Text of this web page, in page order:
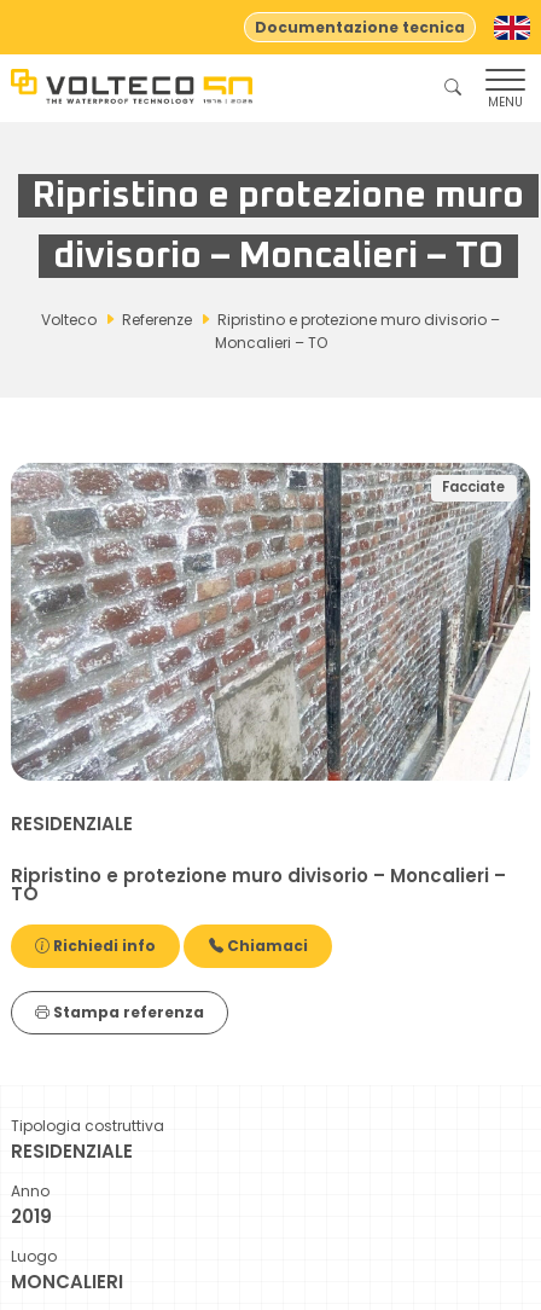
Documentazione tecnica
MENU
Ripristino e protezione muro
divisorio – Moncalieri – TO
Volteco Referenze
Ripristino e protezione muro divisorio –
Moncalieri – TO
Facciate
RESIDENZIALE
Ripristino e protezione muro divisorio – Moncalieri –
TO
Richiedi info Chiamaci
Stampa referenza
Tipologia costruttiva
RESIDENZIALE
Anno
2019
Luogo
MONCALIERI